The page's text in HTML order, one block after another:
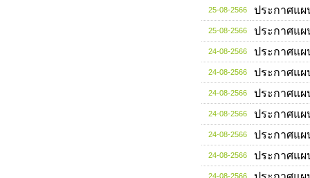
25-08-2566 ประกาศแผ
25-08-2566 ประกาศแผ
24-08-2566 ประกาศแผ
24-08-2566 ประกาศแผ
24-08-2566 ประกาศแผ
24-08-2566 ประกาศแผ
24-08-2566 ประกาศแผ
24-08-2566 ประกาศแผ
24-08-2566